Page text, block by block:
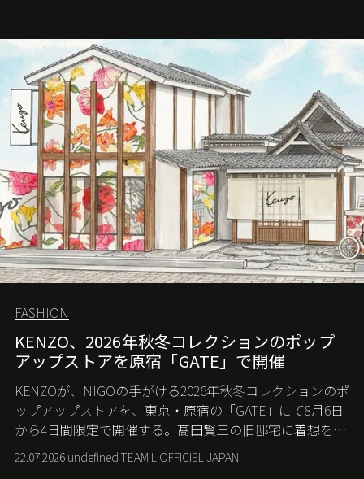
FASHION
KENZO、2026年秋冬コレクションのポップ
アップストアを原宿「GATE」で開催
KENZOが、NIGOの手がける2026年秋冬コレクションのポ
ップアップストアを、東京・原宿の「GATE」にて8月6日
から4日間限定で開催する。髙田賢三の旧邸宅に着想を得
た空間で、メゾンのヘリテージと遊び心が交差する最新
コレクションを紹介。
22.07.2026 undefined TEAM L'OFFICIEL JAPAN